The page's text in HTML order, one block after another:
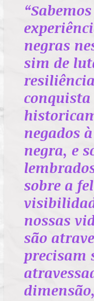
negras
sim de
conquista
negados
negra, e
sobre a
nossas
são
precisam